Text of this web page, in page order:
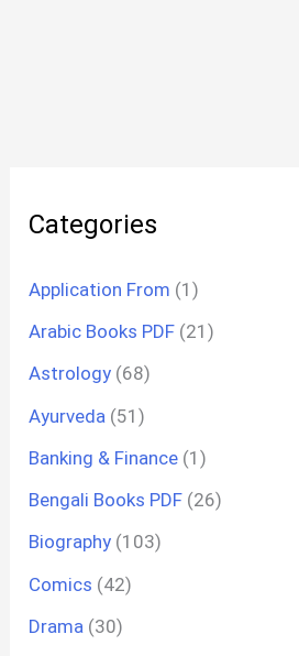
Categories
Application From (1)
Arabic Books PDF (21)
Astrology (68)
Ayurveda (51)
Banking & Finance (1)
Bengali Books PDF (26)
Biography (103)
Comics (42)
Drama (30)